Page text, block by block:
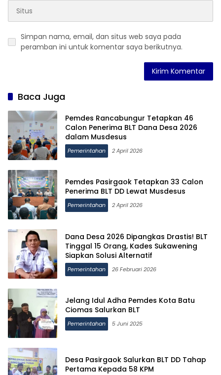
Simpan nama, email, dan situs web saya pada
peramban ini untuk komentar saya berikutnya.
Baca Juga
Pemdes Rancabungur Tetapkan 46
Calon Penerima BLT Dana Desa 2026
dalam Musdesus
Pemerintahan 2 April 2026
Pemdes Pasirgaok Tetapkan 33 Calon
Penerima BLT DD Lewat Musdesus
Pemerintahan 2 April 2026
Dana Desa 2026 Dipangkas Drastis! BLT
Tinggal 15 Orang, Kades Sukawening
Siapkan Solusi Alternatif
Pemerintahan 26 Februari 2026
Jelang Idul Adha Pemdes Kota Batu
Ciomas Salurkan BLT
Pemerintahan 5 Juni 2025
Desa Pasirgaok Salurkan BLT DD Tahap
Pertama Kepada 58 KPM